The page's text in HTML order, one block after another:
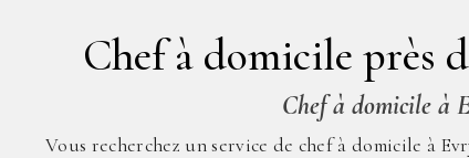
Chef à domicile près
Chef à domicile à
Vous recherchez un service de chef à domicile à